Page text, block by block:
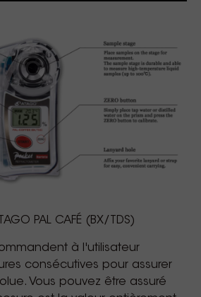
PAL CAFÉ (BX/TDS)
à l'utilisateur
consécutives pour assurer
Vous pouvez être assuré